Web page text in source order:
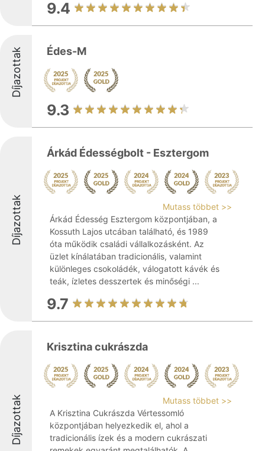
9.4
Díjazottak Édes-M
9.3
Díjazottak
Árkád Édességbolt - Esztergom
Mutass többet >>
Árkád Édesség Esztergom központjában, a
Kossuth Lajos utcában található, és 1989
óta működik családi vállalkozásként. Az
üzlet kínálatában tradicionális, valamint
különleges csokoládék, válogatott kávék és
teák, ízletes desszertek és minőségi ...
9.7
Díjazottak
Krisztina cukrászda
Mutass többet >>
A Krisztina Cukrászda Vértessomló
központjában helyezkedik el, ahol a
tradicionális ízek és a modern cukrászati